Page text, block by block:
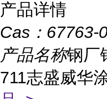
产品详情
Cas： 67763-
产品名称钢厂
711志盛威华